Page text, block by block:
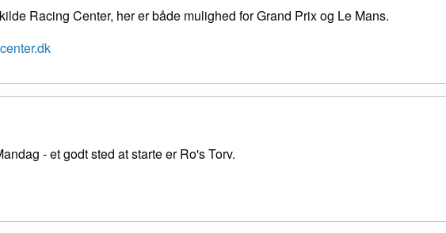
Racing Center, her er både mulighed for Grand Prix og Le Mans.
- et godt sted at starte er Ro's Torv.